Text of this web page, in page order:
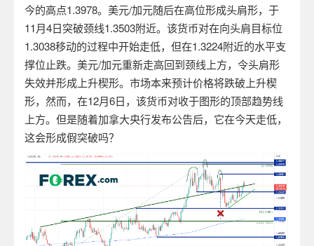
今的高点1.3978。美元/加元随后在高位形成头肩形，于
11月4日突破颈线1.3503附近。该货币对在向头肩目标位
1.3038移动的过程中开始走低，但在1.3224附近的水平支
撑位止跌。美元/加元重新走高回到颈线上方，令头肩形
失效并形成上升楔形。市场本来预计价格将跌破上升楔
形，然而，在12月6日，该货币对收于图形的顶部趋势线
上方。但是随着加拿大央行发布公告后，它在今天走低，
这会形成假突破吗？